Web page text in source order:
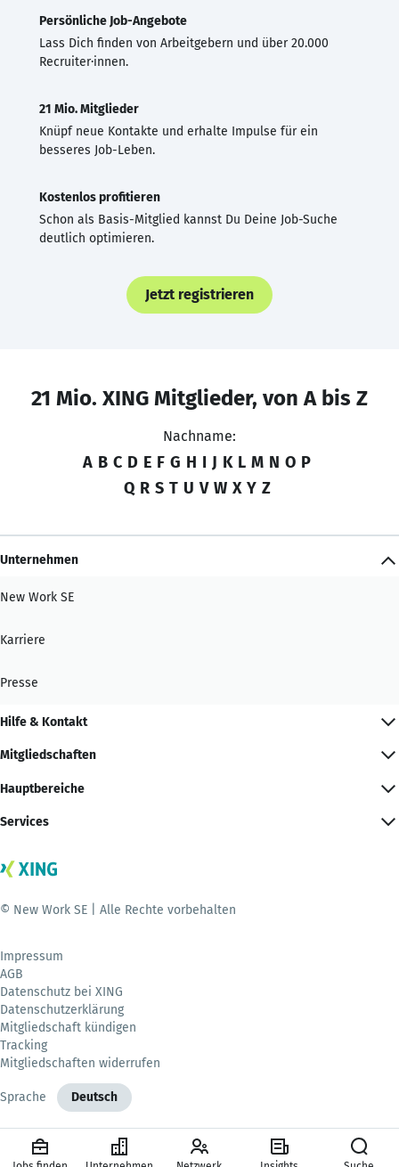
Persönliche Job-Angebote
Lass Dich finden von Arbeitgebern und über 20.000
Recruiter·innen.
21 Mio. Mitglieder
Knüpf neue Kontakte und erhalte Impulse für ein
besseres Job-Leben.
Kostenlos profitieren
Schon als Basis-Mitglied kannst Du Deine Job-Suche
deutlich optimieren.
Jetzt registrieren
21 Mio. XING Mitglieder, von A bis Z
Nachname:
A B C D E F G H I J K L M N O P
Q R S T U V W X Y Z
Unternehmen
New Work SE
Karriere
Presse
Hilfe & Kontakt
Mitgliedschaften
Hauptbereiche
Services
© New Work SE | Alle Rechte vorbehalten
Impressum
AGB
Datenschutz bei XING
Datenschutzerklärung
Mitgliedschaft kündigen
Tracking
Mitgliedschaften widerrufen
Sprache Deutsch